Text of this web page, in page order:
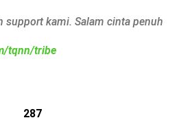
support kami. Salam cinta penuh
tqnn/tribe
287